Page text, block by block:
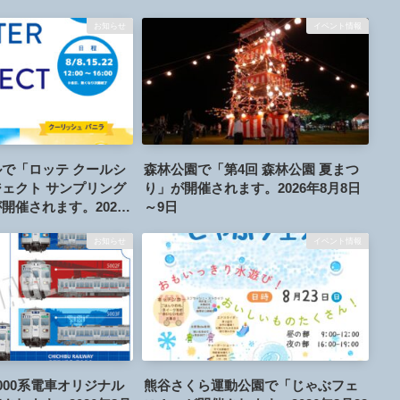
お知らせ
「ロッテ クールシ
クト サンプリング
催されます。2026
イベント情報
森林公園で「第4回 森林公園 夏まつ
り」が開催されます。2026年8月8日
～9日
お知らせ
系電車オリジナル
イベント情報
熊谷さくら運動公園で「じゃぶフェ